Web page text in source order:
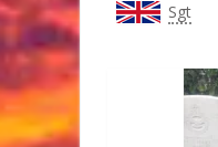
Sgt